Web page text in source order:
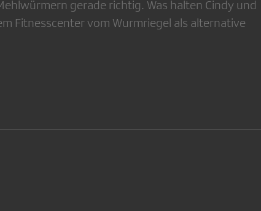
gerade richtig. Was halten Cindy und
Fitnesscenter vom Wurmriegel als alternative